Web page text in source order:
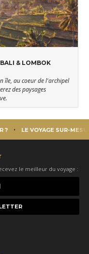
& LOMBOK
île, au coeur de l'archipel
des paysages
? LE VOYAGE SUR-
le meilleur du voyage :